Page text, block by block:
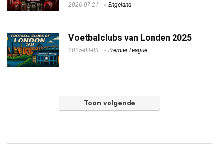
2026-07-21 Engeland
Voetbalclubs van Londen 2025
2025-08-03 Premier League
Toon volgende